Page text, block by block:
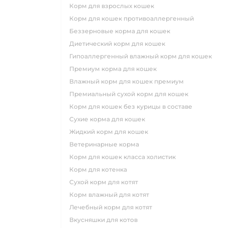
корм для взрослых кошек
корм для кошек противоаллергенный
беззерновые корма для кошек
диетический корм для кошек
гипоаллергенный влажный корм для кошек
премиум корма для кошек
влажный корм для кошек премиум
премиальный сухой корм для кошек
корм для кошек без курицы в составе
сухие корма для кошек
жидкий корм для кошек
ветеринарные корма
корм для кошек класса холистик
корм для котенка
сухой корм для котят
корм влажный для котят
лечебный корм для котят
вкусняшки для котов